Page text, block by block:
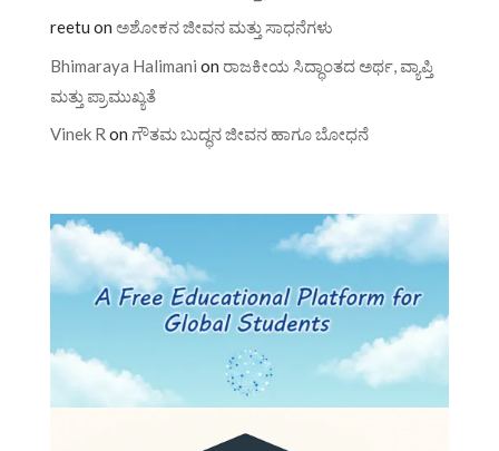
reetu on ಅಶೋಕನ ಜೀವನ ಮತ್ತು ಸಾಧನೆಗಳು
Bhimaraya Halimani on ರಾಜಕೀಯ ಸಿದ್ಧಾಂತದ ಅರ್ಥ, ವ್ಯಾಪ್ತಿ
ಮತ್ತು ಪ್ರಾಮುಖ್ಯತೆ
Vinek R on ಗೌತಮ ಬುದ್ಧನ ಜೀವನ ಹಾಗೂ ಬೋಧನೆ